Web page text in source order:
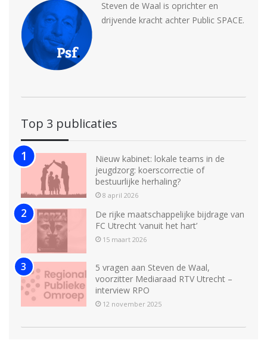
Steven de Waal is oprichter en
drijvende kracht achter Public SPACE.
Top 3 publicaties
Nieuw kabinet: lokale teams in de
jeugdzorg: koerscorrectie of
bestuurlijke herhaling?
8 april 2026
De rijke maatschappelijke bijdrage van
FC Utrecht ‘vanuit het hart’
15 maart 2026
5 vragen aan Steven de Waal,
voorzitter Mediaraad RTV Utrecht –
interview RPO
12 november 2025